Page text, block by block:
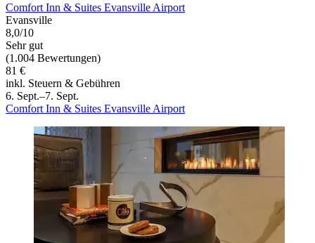
Comfort Inn & Suites Evansville Airport
Evansville
8,0/10
Sehr gut
(1.004 Bewertungen)
81 €
inkl. Steuern & Gebühren
6. Sept.–7. Sept.
Comfort Inn & Suites Evansville Airport